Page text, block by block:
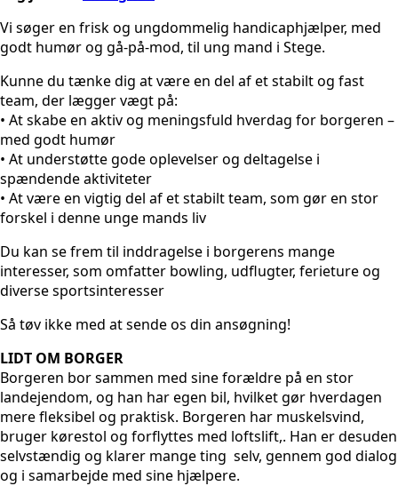
Vi søger en frisk og ungdommelig handicaphjælper, med
godt humør og gå-på-mod, til ung mand i Stege.
Kunne du tænke dig at være en del af et stabilt og fast
team, der lægger vægt på:
• At skabe en aktiv og meningsfuld hverdag for borgeren –
med godt humør
• At understøtte gode oplevelser og deltagelse i
spændende aktiviteter
• At være en vigtig del af et stabilt team, som gør en stor
forskel i denne unge mands liv
Du kan se frem til inddragelse i borgerens mange
interesser, som omfatter bowling, udflugter, ferieture og
diverse sportsinteresser
Så tøv ikke med at sende os din ansøgning!
LIDT OM BORGER
Borgeren bor sammen med sine forældre på en stor
landejendom, og han har egen bil, hvilket gør hverdagen
mere fleksibel og praktisk. Borgeren har muskelsvind,
bruger kørestol og forflyttes med loftslift,. Han er desuden
selvstændig og klarer mange ting selv, gennem god dialog
og i samarbejde med sine hjælpere.